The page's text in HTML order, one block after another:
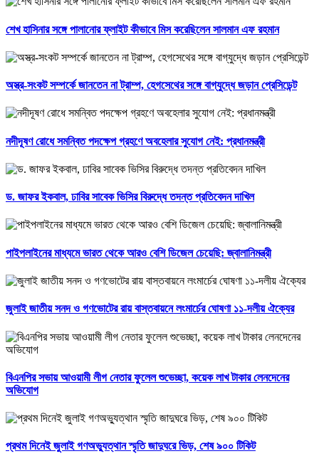
শেখ হাসিনার সঙ্গে পালানোর ফ্লাইট কীভাবে মিস করেছিলেন সালমান এফ রহমান
অস্ত্র-সংকট সম্পর্কে জানতেন না ট্রাম্প, হেগসেথের সঙ্গে বাগ্‌যুদ্ধে জড়ান প্রেসিডেন্ট
নদীদূষণ রোধে সমন্বিত পদক্ষেপ গ্রহণে অবহেলার সুযোগ নেই: প্রধানমন্ত্রী
ড. জাফর ইকবাল, ঢাবির সাবেক ভিসির বিরুদ্ধে তদন্ত প্রতিবেদন দাখিল
পাইপলাইনের মাধ্যমে ভারত থেকে আরও বেশি ডিজেল চেয়েছি: জ্বালানিমন্ত্রী
জুলাই জাতীয় সনদ ও গণভোটের রায় বাস্তবায়নে লংমার্চের ঘোষণা ১১-দলীয় ঐক্যের
বিএনপির সভায় আওয়ামী লীগ নেতার ফুলেল শুভেচ্ছা, কয়েক লাখ টাকার লেনদেনের
অভিযোগ
প্রথম দিনেই জুলাই গণঅভ্যুত্থান স্মৃতি জাদুঘরে ভিড়, শেষ ৯০০ টিকিট